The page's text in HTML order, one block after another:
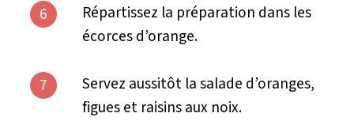
6
Répartissez la préparation dans les
écorces d’orange.
7
Servez aussitôt la salade d’oranges,
figues et raisins aux noix.